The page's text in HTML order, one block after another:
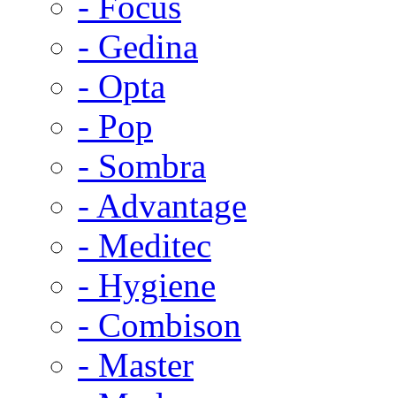
- Gedina
- Opta
- Pop
- Sombra
- Advantage
- Meditec
- Hygiene
- Combison
- Master